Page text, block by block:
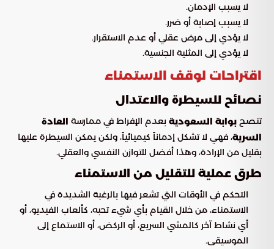
لا يسبب الإدمان.
لا يسبب إصابة أو ضرر.
لا يؤدي إلى مرض عقلي أو عدم الاستقرار.
لا يؤدي إلى المثلية الجنسية.
اقتراحات لوقف الاستمناء
نصائح للسيطرة والاعتدال
تنصح بوابة السعودية بعدم الإفراط في ممارسة العادة
السرية، فهي لا تشكل إدماناً كيميائياً، ولكن يمكن السيطرة عليها
بقليل من الإرادة، وهذا أفضل للتوازن النفسي والعقلي.
طرق عملية للتقليل من الاستمناء
التحكم في الأوقات التي تشعر فيها بالرغبة الشديدة في
الاستمناء، من خلال القيام بأي شيء تحبه، كألعاب الفيديو، أو
أي نشاط آخر كالمشي السريع، أو الركض، أو الاستماع إلى
الموسيقى.